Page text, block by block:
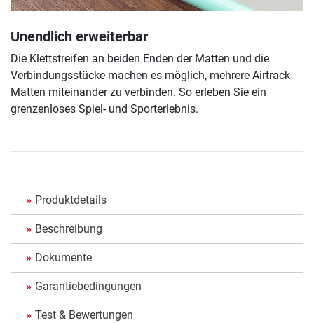
Unendlich erweiterbar
Die Klettstreifen an beiden Enden der Matten und die
Verbindungsstücke machen es möglich, mehrere Airtrack
Matten miteinander zu verbinden. So erleben Sie ein
grenzenloses Spiel- und Sporterlebnis.
Produktdetails
Beschreibung
Dokumente
Garantiebedingungen
Test & Bewertungen